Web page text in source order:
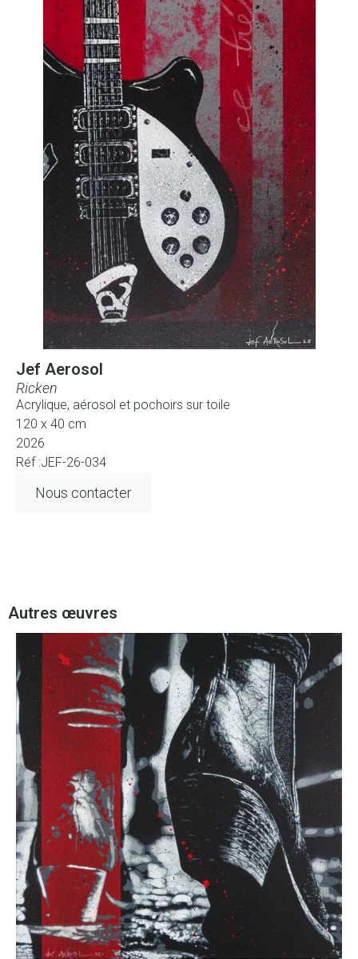
Jef Aerosol
Ricken
Acrylique, aérosol et pochoirs sur toile
120 x 40 cm
2026
Réf :JEF-26-034
Nous contacter
Autres œuvres